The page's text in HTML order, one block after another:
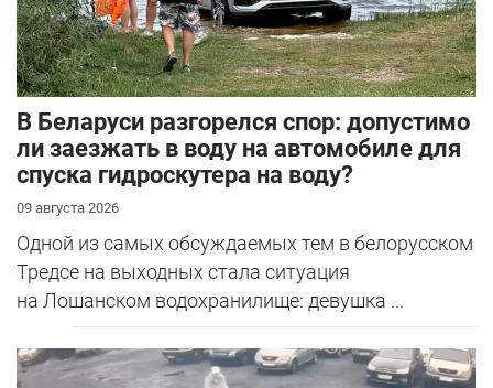
В Беларуси разгорелся спор: допустимо
ли заезжать в воду на автомобиле для
спуска гидроскутера на воду?
09 августа 2026
Одной из самых обсуждаемых тем в белорусском
Тредсе на выходных стала ситуация
на Лошанском водохранилище: девушка ...